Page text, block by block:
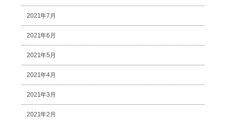
2021年7月
2021年6月
2021年5月
2021年4月
2021年3月
2021年2月